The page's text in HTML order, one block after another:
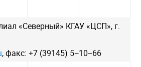
«Северный» КГАУ «ЦСП», г.
, факс: +7 (39145) 5−10−66